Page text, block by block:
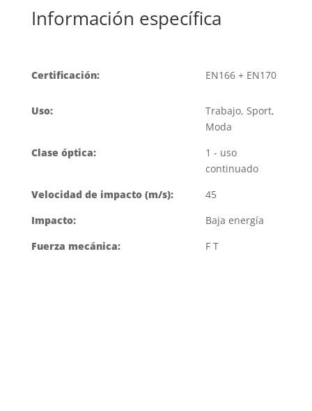
Información específica
Certificación: EN166 + EN170
Uso:
Trabajo, Sport,
Moda
Clase óptica:
1 - uso
continuado
Velocidad de impacto (m/s):
45
Impacto:
Baja energía
Fuerza mecánica:
F T